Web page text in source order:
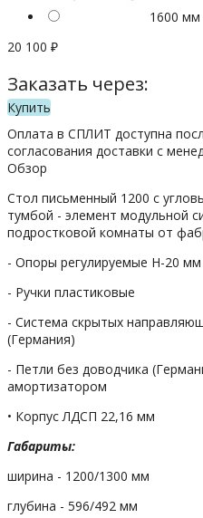
1600 мм
20 100 ₽
Заказать через:
Купить
Оплата в СПЛИТ доступна
согласования доставки с
Обзор
Стол письменный 1200 с
тумбой - элемент модульной
подростковой комнаты от
- Опоры регулируемые Н-20 мм
- Ручки пластиковые
- Система скрытых
(Германия)
- Петли без доводчика
амортизатором
• Корпус ЛДСП 22,16 мм
Габариты:
ширина - 1200/1300 мм
глубина - 596/492 мм